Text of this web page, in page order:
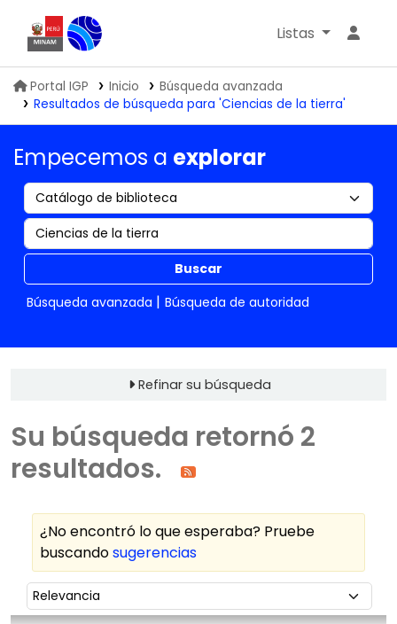
Biblioteca IGP
Listas
Portal IGP Inicio
Búsqueda avanzada
Resultados de búsqueda para 'Ciencias de la tierra'
Empecemos a explorar
Buscar
Búsqueda avanzada
Búsqueda de autoridad
Refinar su búsqueda
Su búsqueda retornó 2
resultados.
¿No encontró lo que esperaba? Pruebe
buscandosugerencias
Ordenar
Ordenar por: